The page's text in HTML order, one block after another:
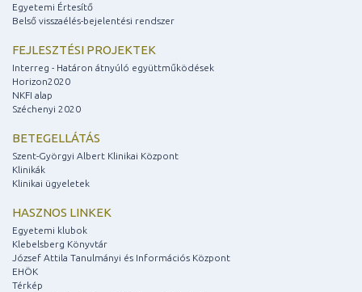
Egyetemi Értesítő
Belső visszaélés-bejelentési rendszer
FEJLESZTÉSI PROJEKTEK
Interreg - Határon átnyúló együttműködések
Horizon2020
NKFI alap
Széchenyi 2020
BETEGELLÁTÁS
Szent-Györgyi Albert Klinikai Központ
Klinikák
Klinikai ügyeletek
HASZNOS LINKEK
Egyetemi klubok
Klebelsberg Könyvtár
József Attila Tanulmányi és Információs Központ
EHÖK
Térkép